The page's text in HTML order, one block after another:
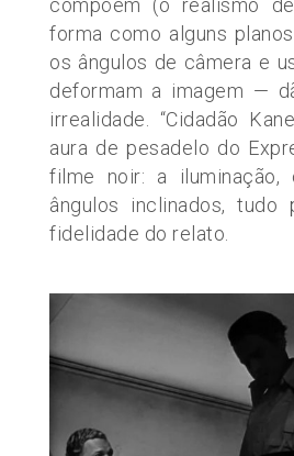
compõem
(o realismo de
forma como alguns
os ângulos de câmera e
deformam a imagem —
irrealidade. “Cidadão
aura de pesadelo do E
filme noir: a iluminação,
ângulos inclinados, tudo
fidelidade do relato.